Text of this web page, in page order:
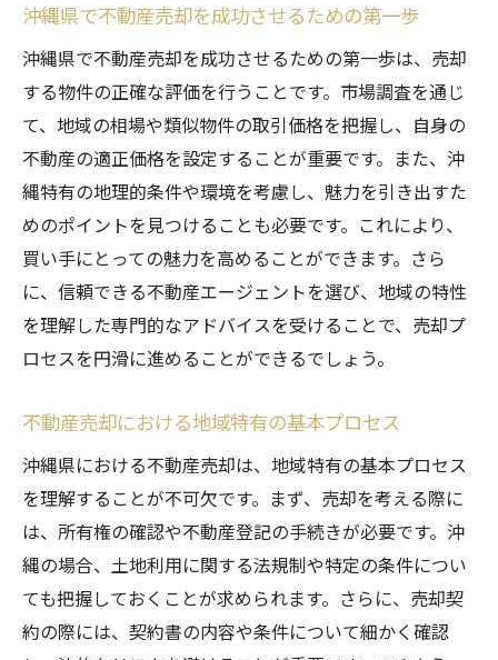
切り開く
沖縄県での不動産売却準備に必要な基本情
報
沖縄県特有の法規制を押さえた不動産売却の成
功術
沖縄県における法規制の基礎知識
不動産売却時に知っておくべき沖縄県の法
律
法規制を理解して不動産売却をスムーズに
沖縄県での不動産売却における法律のポイ
適切な法規制の理解で不動産売却を成功に
地域特有の法規制に対応した不動産売却戦
略
市場の動向を読み解き沖縄県での不動産売却を
最適化する方法
沖縄県の不動産市場動向を把握する
沖縄県で不動産売却を成功させるための第一歩
沖縄県で不動産売却を成功させるための第一歩は、売却
する物件の正確な評価を行うことです。市場調査を通じ
て、地域の相場や類似物件の取引価格を把握し、自身の
不動産の適正価格を設定することが重要です。また、沖
縄特有の地理的条件や環境を考慮し、魅力を引き出すた
めのポイントを見つけることも必要です。これにより、
買い手にとっての魅力を高めることができます。さら
に、信頼できる不動産エージェントを選び、地域の特性
を理解した専門的なアドバイスを受けることで、売却プ
ロセスを円滑に進めることができるでしょう。
不動産売却における地域特有の基本プロセス
沖縄県における不動産売却は、地域特有の基本プロセス
を理解することが不可欠です。まず、売却を考える際に
は、所有権の確認や不動産登記の手続きが必要です。沖
縄の場合、土地利用に関する法規制や特定の条件につい
ても把握しておくことが求められます。さらに、売却契
約の際には、契約書の内容や条件について細かく確認